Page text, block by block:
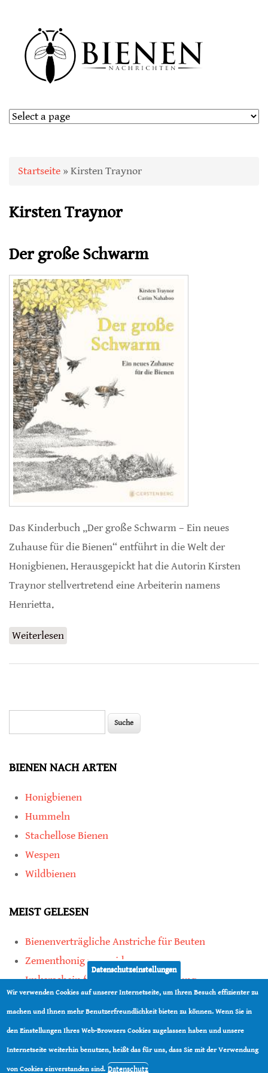
Sie sind hier
Startseite » Kirsten Traynor
Kirsten Traynor
Der große Schwarm
Das Kinderbuch „Der große Schwarm – Ein neues
Zuhause für die Bienen“ entführt in die Welt der
Honigbienen. Herausgepickt hat die Autorin Kirsten
Traynor stellvertretend eine Arbeiterin namens
Henrietta.
Weiterlesen
BIENEN NACH ARTEN
Honigbienen
Hummeln
Stachellose Bienen
Wespen
Wildbienen
MEIST GELESEN
Bienenverträgliche Anstriche für Beuten
Zementhonig vermeiden
Imkerschein für Honigbienen-Haltung
Kauf von Mittelwänden ist Vertrauenssache
teilen
Datenschutzeinstellungen
Wir verwenden Cookies auf unserer Internetseite, um Ihren Besuch effizienter zu
machen und Ihnen mehr Benutzerfreundlichkeit bieten zu können. Wenn Sie in
den Einstellungen Ihres Web-Browsers Cookies zugelassen haben und unsere
Internetseite weiterhin benutzen, heißt das für uns, dass Sie mit der Verwendung
von Cookies einverstanden sind. Datenschutz